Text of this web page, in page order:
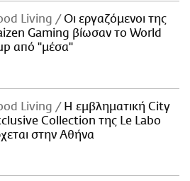
Living
Οι εργαζόμενοι της
Gaming βίωσαν το World
από "μέσα"
Living
Η εμβληματική City
Collection της Le Labo
στην Αθήνα